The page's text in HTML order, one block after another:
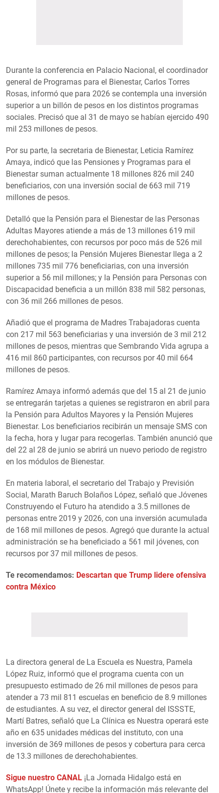
Durante la conferencia en Palacio Nacional, el coordinador
general de Programas para el Bienestar, Carlos Torres
Rosas, informó que para 2026 se contempla una inversión
superior a un billón de pesos en los distintos programas
sociales. Precisó que al 31 de mayo se habían ejercido 490
mil 253 millones de pesos.
Por su parte, la secretaria de Bienestar, Leticia Ramírez
Amaya, indicó que las Pensiones y Programas para el
Bienestar suman actualmente 18 millones 826 mil 240
beneficiarios, con una inversión social de 663 mil 719
millones de pesos.
Detalló que la Pensión para el Bienestar de las Personas
Adultas Mayores atiende a más de 13 millones 619 mil
derechohabientes, con recursos por poco más de 526 mil
millones de pesos; la Pensión Mujeres Bienestar llega a 2
millones 735 mil 776 beneficiarias, con una inversión
superior a 56 mil millones; y la Pensión para Personas con
Discapacidad beneficia a un millón 838 mil 582 personas,
con 36 mil 266 millones de pesos.
Añadió que el programa de Madres Trabajadoras cuenta
con 217 mil 563 beneficiarias y una inversión de 3 mil 212
millones de pesos, mientras que Sembrando Vida agrupa a
416 mil 860 participantes, con recursos por 40 mil 664
millones de pesos.
Ramírez Amaya informó además que del 15 al 21 de junio
se entregarán tarjetas a quienes se registraron en abril para
la Pensión para Adultos Mayores y la Pensión Mujeres
Bienestar. Los beneficiarios recibirán un mensaje SMS con
la fecha, hora y lugar para recogerlas. También anunció que
del 22 al 28 de junio se abrirá un nuevo periodo de registro
en los módulos de Bienestar.
En materia laboral, el secretario del Trabajo y Previsión
Social, Marath Baruch Bolaños López, señaló que Jóvenes
Construyendo el Futuro ha atendido a 3.5 millones de
personas entre 2019 y 2026, con una inversión acumulada
de 168 mil millones de pesos. Agregó que durante la actual
administración se ha beneficiado a 561 mil jóvenes, con
recursos por 37 mil millones de pesos.
Te recomendamos: Descartan que Trump lidere ofensiva
contra México
La directora general de La Escuela es Nuestra, Pamela
López Ruiz, informó que el programa cuenta con un
presupuesto estimado de 26 mil millones de pesos para
atender a 73 mil 811 escuelas en beneficio de 8.9 millones
de estudiantes. A su vez, el director general del ISSSTE,
Martí Batres, señaló que La Clínica es Nuestra operará este
año en 635 unidades médicas del instituto, con una
inversión de 369 millones de pesos y cobertura para cerca
de 13.3 millones de derechohabientes.
Sigue nuestro CANAL ¡La Jornada Hidalgo está en
WhatsApp! Únete y recibe la información más relevante del